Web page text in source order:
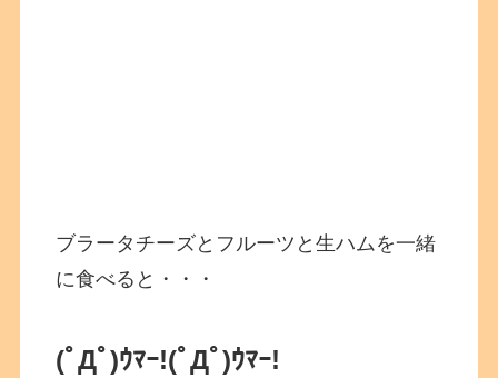
ブラータチーズとフルーツと生ハムを一緒
に食べると・・・
(ﾟДﾟ)ｳﾏｰ!(ﾟДﾟ)ｳﾏｰ!